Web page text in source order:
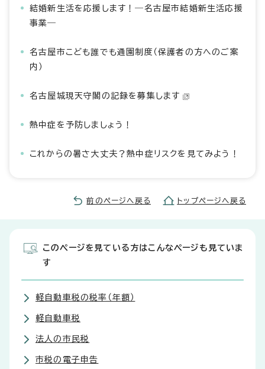
結婚新生活を応援します！―名古屋市結婚新生活応援
事業―
名古屋市こども誰でも通園制度（保護者の方へのご案
内）
名古屋城現天守閣の記録を募集します
熱中症を予防しましょう！
これからの暑さ大丈夫？熱中症リスクを見てみよう！
前のページへ戻る トップページへ戻る
このページを見ている方はこんなページも見ていま
す
軽自動車税の税率（年額）
軽自動車税
法人の市民税
市税の電子申告